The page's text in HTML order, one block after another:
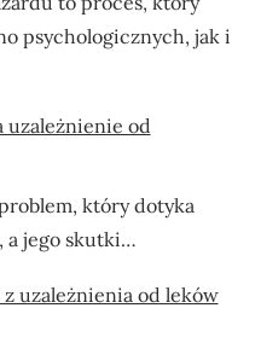
psychologicznych, jak i
uzależnienie od
który dotyka
a jego skutki…
z uzależnienia od leków